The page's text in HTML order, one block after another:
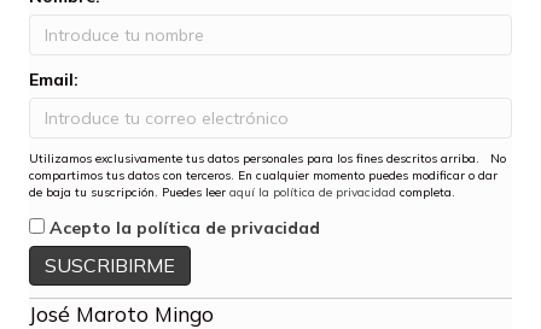
Email:
Utilizamos exclusivamente tus datos personales para los fines descritos arriba. No
compartimos tus datos con terceros. En cualquier momento puedes modificar o dar
de baja tu suscripción. Puedes leer aquí la política de privacidad completa.
Acepto la política de privacidad
José Maroto Mingo